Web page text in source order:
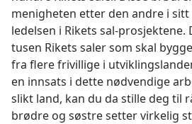
menigheten etter den andre i
ledelsen i Rikets sal-
tusen Rikets saler som skal
fra flere frivillige i
en innsats i dette nødvendige
slikt land, kan du da stille deg til
brødre og søstre setter virkelig